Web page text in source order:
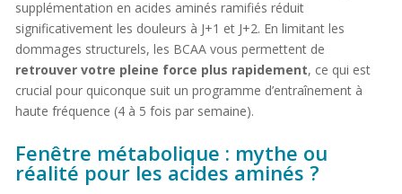
supplémentation en acides aminés ramifiés réduit
significativement les douleurs à J+1 et J+2. En limitant les
dommages structurels, les BCAA vous permettent de
retrouver votre pleine force plus rapidement, ce qui est
crucial pour quiconque suit un programme d’entraînement à
haute fréquence (4 à 5 fois par semaine).
Fenêtre métabolique : mythe ou
réalité pour les acides aminés ?